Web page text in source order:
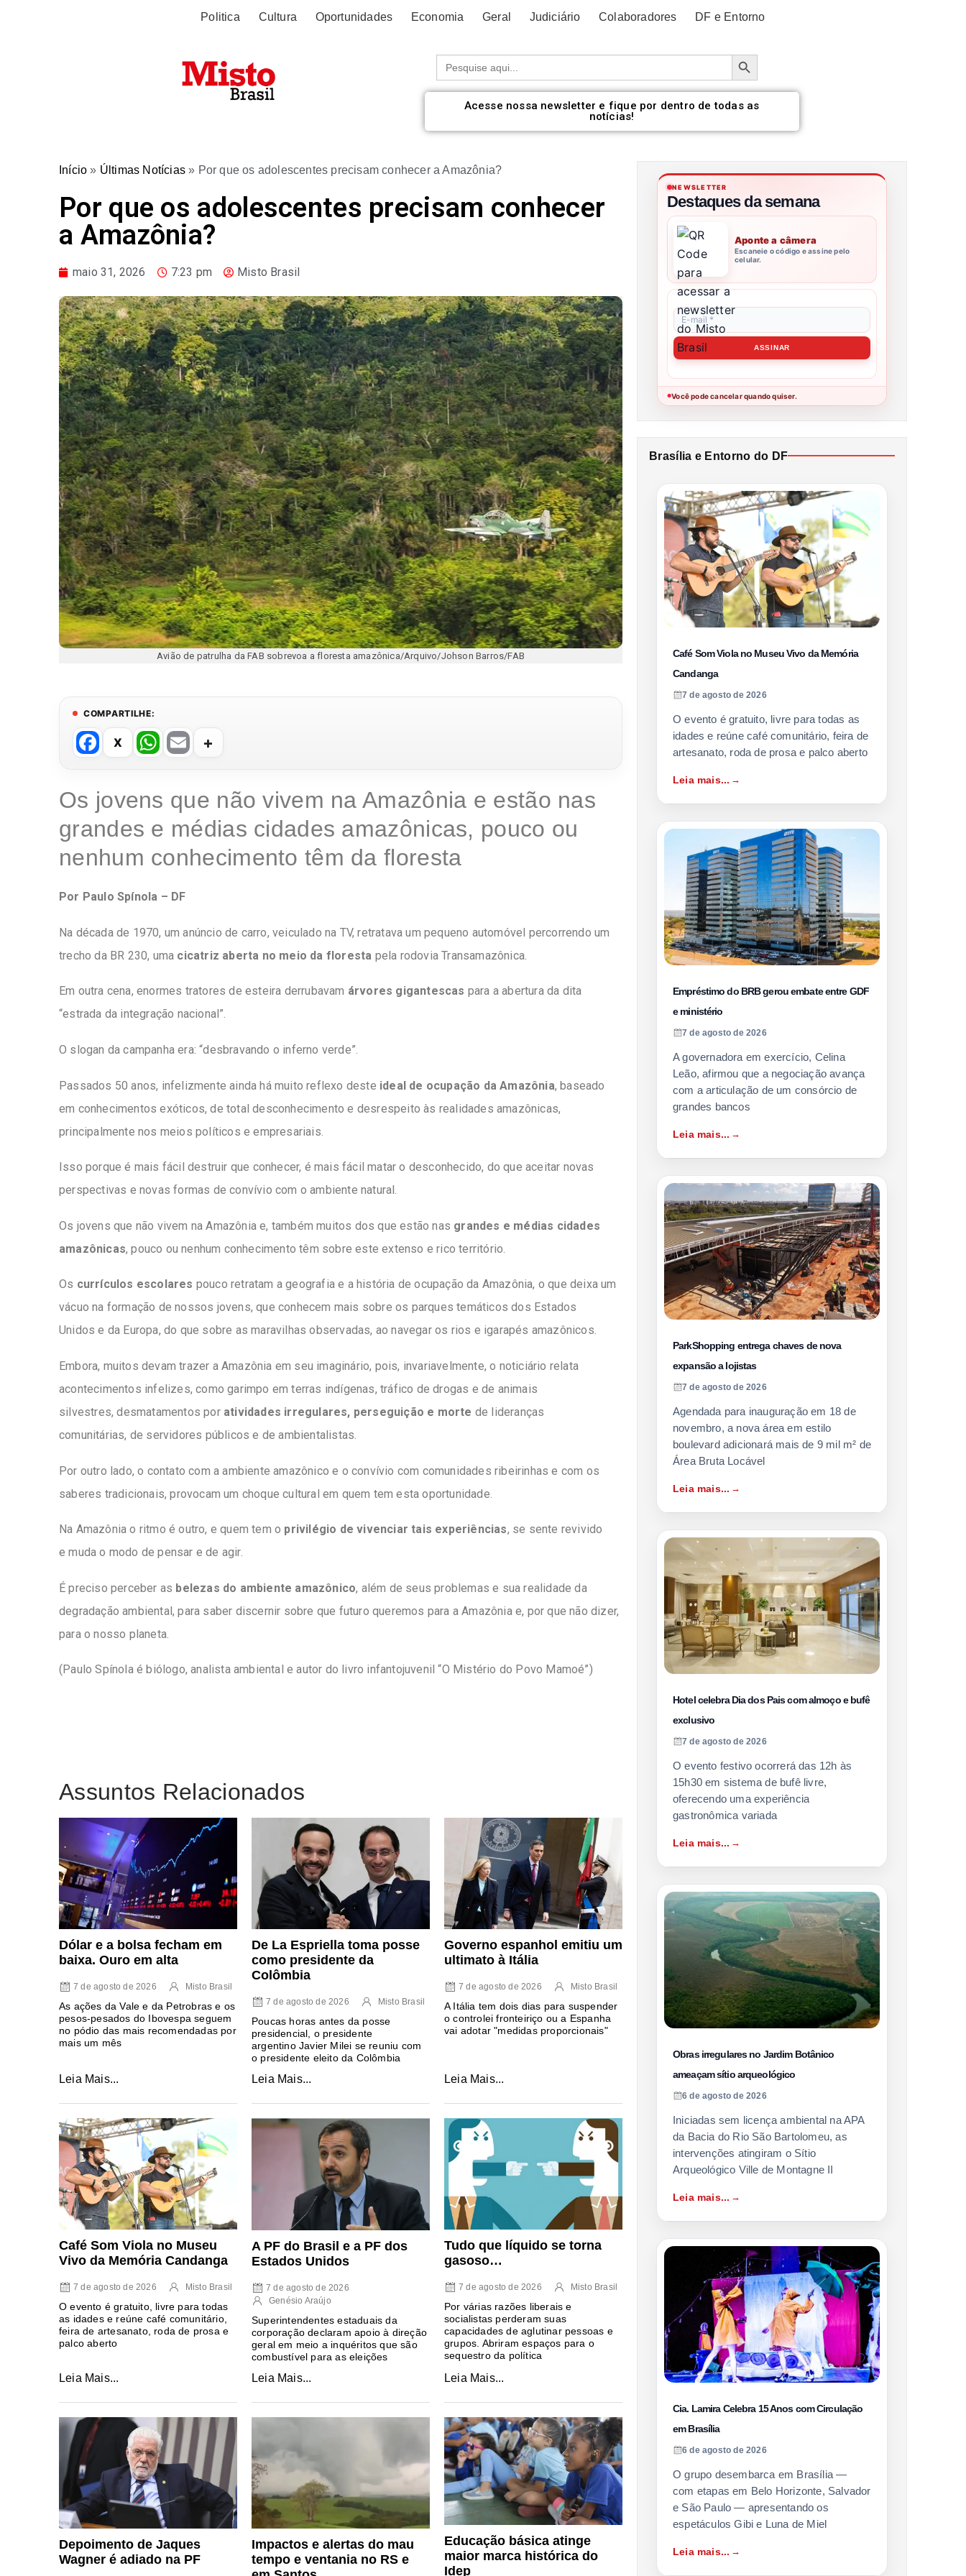
Politica Cultura Oportunidades Economia Geral Judiciário Colaboradores DF e Entorno
Procurar: Botão de pesquisa
Acesse nossa newsletter e fique por dentro de todas as
notícias!
Início » Últimas Notícias » Por que os adolescentes precisam conhecer a Amazônia?
Por que os adolescentes precisam conhecer
a Amazônia?
maio 31, 2026 7:23 pm Misto Brasil
Avião de patrulha da FAB sobrevoa a floresta amazônica/Arquivo/Johson Barros/FAB
COMPARTILHE:
F
a
c
e
b
o
k
W
h
at
s
A
p
E
ail
Os jovens que não vivem na Amazônia e estão nas
grandes e médias cidades amazônicas, pouco ou
nenhum conhecimento têm da floresta
Por Paulo Spínola – DF
Na década de 1970, um anúncio de carro, veiculado na TV, retratava um pequeno automóvel percorrendo um
trecho da BR 230, uma cicatriz aberta no meio da floresta pela rodovia Transamazônica.
Em outra cena, enormes tratores de esteira derrubavam árvores gigantescas para a abertura da dita
“estrada da integração nacional”.
O slogan da campanha era: “desbravando o inferno verde”.
Passados 50 anos, infelizmente ainda há muito reflexo deste ideal de ocupação da Amazônia, baseado
em conhecimentos exóticos, de total desconhecimento e desrespeito às realidades amazônicas,
principalmente nos meios políticos e empresariais.
Isso porque é mais fácil destruir que conhecer, é mais fácil matar o desconhecido, do que aceitar novas
perspectivas e novas formas de convívio com o ambiente natural.
Os jovens que não vivem na Amazônia e, também muitos dos que estão nas grandes e médias cidades
amazônicas, pouco ou nenhum conhecimento têm sobre este extenso e rico território.
Os currículos escolares pouco retratam a geografia e a história de ocupação da Amazônia, o que deixa um
vácuo na formação de nossos jovens, que conhecem mais sobre os parques temáticos dos Estados
Unidos e da Europa, do que sobre as maravilhas observadas, ao navegar os rios e igarapés amazônicos.
Embora, muitos devam trazer a Amazônia em seu imaginário, pois, invariavelmente, o noticiário relata
acontecimentos infelizes, como garimpo em terras indígenas, tráfico de drogas e de animais
silvestres, desmatamentos por atividades irregulares, perseguição e morte de lideranças
comunitárias, de servidores públicos e de ambientalistas.
Por outro lado, o contato com a ambiente amazônico e o convívio com comunidades ribeirinhas e com os
saberes tradicionais, provocam um choque cultural em quem tem esta oportunidade.
Na Amazônia o ritmo é outro, e quem tem o privilégio de vivenciar tais experiências, se sente revivido
e muda o modo de pensar e de agir.
É preciso perceber as belezas do ambiente amazônico, além de seus problemas e sua realidade da
degradação ambiental, para saber discernir sobre que futuro queremos para a Amazônia e, por que não dizer,
para o nosso planeta.
(Paulo Spínola é biólogo, analista ambiental e autor do livro infantojuvenil “O Mistério do Povo Mamoé”)
Assuntos Relacionados
Dólar e a bolsa fecham em
baixa. Ouro em alta
7 de agosto de 2026 Misto Brasil
As ações da Vale e da Petrobras e os
pesos-pesados do Ibovespa seguem
no pódio das mais recomendadas por
mais um mês
Leia Mais...
De La Espriella toma posse
como presidente da
Colômbia
7 de agosto de 2026 Misto Brasil
Poucas horas antes da posse
presidencial, o presidente
argentino Javier Milei se reuniu com
o presidente eleito da Colômbia
Leia Mais...
Governo espanhol emitiu um
ultimato à Itália
7 de agosto de 2026 Misto Brasil
A Itália tem dois dias para suspender
o controlei fronteiriço ou a Espanha
vai adotar "medidas proporcionais"
Leia Mais...
Café Som Viola no Museu
Vivo da Memória Candanga
7 de agosto de 2026 Misto Brasil
O evento é gratuito, livre para todas
as idades e reúne café comunitário,
feira de artesanato, roda de prosa e
palco aberto
Leia Mais...
A PF do Brasil e a PF dos
Estados Unidos
7 de agosto de 2026
Genésio Araújo
Superintendentes estaduais da
corporação declaram apoio à direção
geral em meio a inquéritos que são
combustível para as eleições
Leia Mais...
Tudo que líquido se torna
gasoso…
7 de agosto de 2026 Misto Brasil
Por várias razões liberais e
socialistas perderam suas
capacidades de aglutinar pessoas e
grupos. Abriram espaços para o
sequestro da política
Leia Mais...
Depoimento de Jaques
Wagner é adiado na PF
Impactos e alertas do mau
tempo e ventania no RS e
Educação básica atinge
maior marca histórica do
Idep
NEWSLETTER
Destaques da semana
Aponte a câmera
Escaneie o código e assine pelo
celular.
●Você pode cancelar quando quiser.
Brasília e Entorno do DF
Café Som Viola no Museu Vivo da Memória
Candanga
7 de agosto de 2026
O evento é gratuito, livre para todas as
idades e reúne café comunitário, feira de
artesanato, roda de prosa e palco aberto
Leia mais...
Empréstimo do BRB gerou embate entre GDF
e ministério
7 de agosto de 2026
A governadora em exercício, Celina
Leão, afirmou que a negociação avança
com a articulação de um consórcio de
grandes bancos
Leia mais...
ParkShopping entrega chaves de nova
expansão a lojistas
7 de agosto de 2026
Agendada para inauguração em 18 de
novembro, a nova área em estilo
boulevard adicionará mais de 9 mil m² de
Área Bruta Locável
Leia mais...
Hotel celebra Dia dos Pais com almoço e bufê
exclusivo
7 de agosto de 2026
O evento festivo ocorrerá das 12h às
15h30 em sistema de bufê livre,
oferecendo uma experiência
gastronômica variada
Leia mais...
Obras irregulares no Jardim Botânico
ameaçam sítio arqueológico
6 de agosto de 2026
Iniciadas sem licença ambiental na APA
da Bacia do Rio São Bartolomeu, as
intervenções atingiram o Sítio
Arqueológico Ville de Montagne II
Leia mais...
Cia. Lamira Celebra 15 Anos com Circulação
em Brasília
6 de agosto de 2026
O grupo desembarca em Brasília —
com etapas em Belo Horizonte, Salvador
e São Paulo — apresentando os
espetáculos Gibi e Luna de Miel
Leia mais...